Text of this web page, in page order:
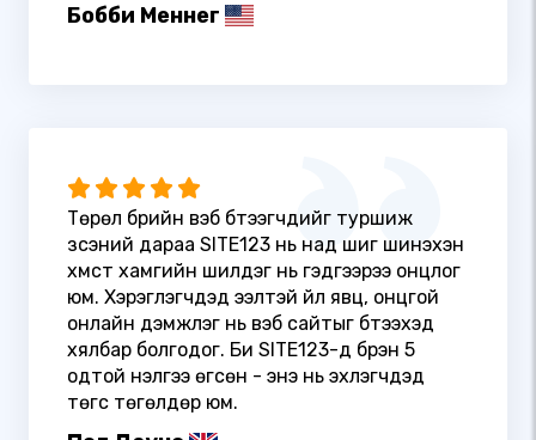
Бобби Меннег
Төрөл бүрийн вэб бүтээгчдийг туршиж
үзсэний дараа SITE123 нь над шиг шинэхэн
хүмүүст хамгийн шилдэг нь гэдгээрээ онцлог
юм. Хэрэглэгчдэд ээлтэй үйл явц, онцгой
онлайн дэмжлэг нь вэб сайтыг бүтээхэд
хялбар болгодог. Би SITE123-д бүрэн 5
одтой үнэлгээ өгсөн - энэ нь эхлэгчдэд
төгс төгөлдөр юм.